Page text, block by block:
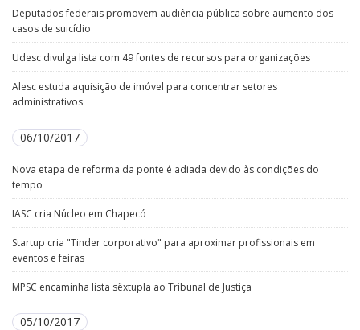
Deputados federais promovem audiência pública sobre aumento dos
casos de suicídio
Udesc divulga lista com 49 fontes de recursos para organizações
Alesc estuda aquisição de imóvel para concentrar setores
administrativos
06/10/2017
Nova etapa de reforma da ponte é adiada devido às condições do
tempo
IASC cria Núcleo em Chapecó
Startup cria "Tinder corporativo" para aproximar profissionais em
eventos e feiras
MPSC encaminha lista sêxtupla ao Tribunal de Justiça
05/10/2017